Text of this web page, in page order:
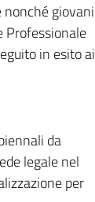
nonché giovani
Professionale
in esito ai
da
legale nel
per